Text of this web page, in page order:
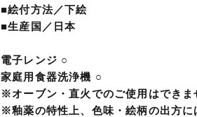
■絵付方法／下絵
■生産国／日本
電子レンジ ○
家庭用食器洗浄機 ○
※オーブン・直火でのご使用はできま
※釉薬の特性上、色味・絵柄の出方に